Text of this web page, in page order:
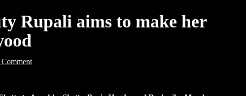
Rupali aims to make her
Comment